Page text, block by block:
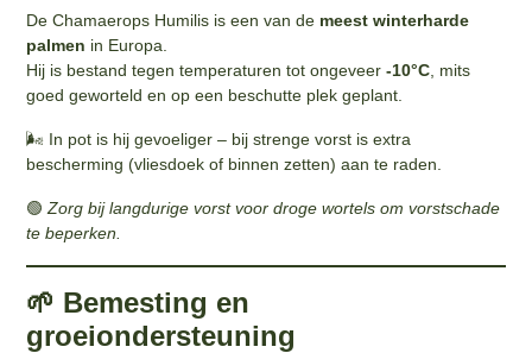
De Chamaerops Humilis is een van de meest winterharde
palmen in Europa.
Hij is bestand tegen temperaturen tot ongeveer-10°C , mits
goed geworteld en op een beschutte plek geplant.
🌬️ In pot is hij gevoeliger – bij strenge vorst is extra
bescherming (vliesdoek of binnen zetten) aan te raden.
🟢Zorg bij langdurige vorst voor droge wortels om vorstschade
te beperken.
🌱 Bemesting en
groeiondersteuning